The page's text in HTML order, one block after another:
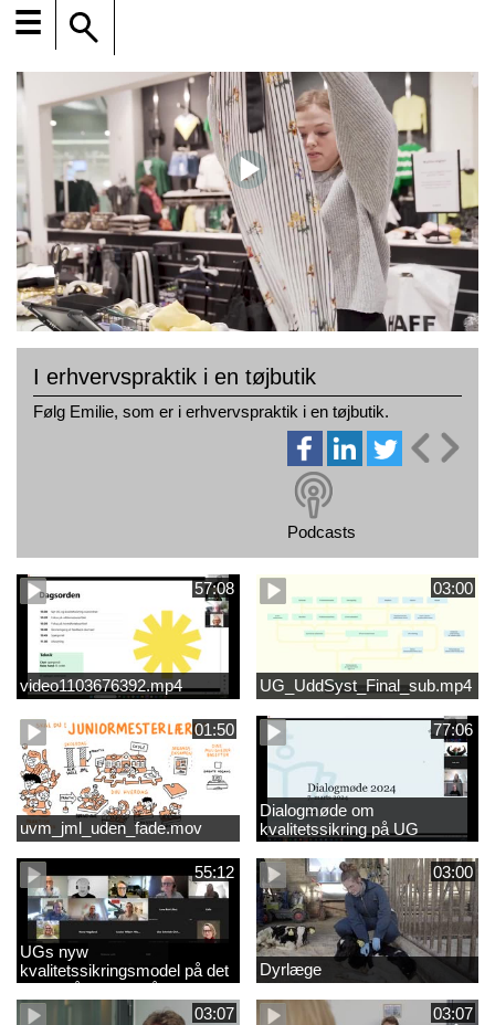
☰
I erhvervspraktik i en tøjbutik
Følg Emilie, som er i erhvervspraktik i en tøjbutik.
Podcasts
57:08
video1103676392.mp4
03:00
UG_UddSyst_Final_sub.mp4
01:50
uvm_jml_uden_fade.mov
77:06
Dialogmøde om
kvalitetssikring på UG
55:12
UGs nyw
kvalitetssikringsmodel på det
videregående område
03:00
Dyrlæge
03:07 03:07